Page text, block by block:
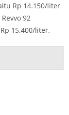
Rp 14.150/liter
92
15.400/liter.